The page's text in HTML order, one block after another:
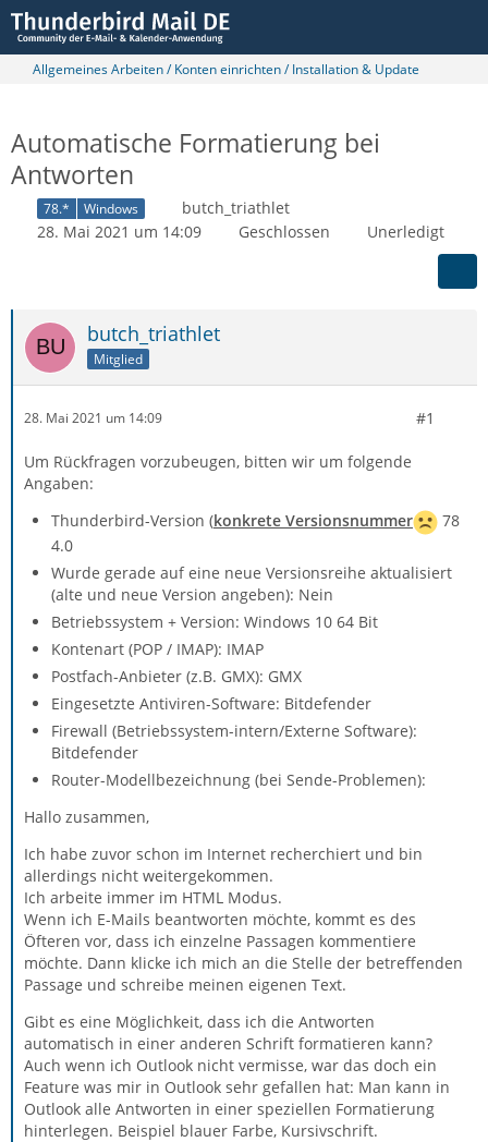
Allgemeines Arbeiten / Konten einrichten / Installation & Update
Automatische Formatierung bei
Antworten
78.* Windows
butch_triathlet
28. Mai 2021 um 14:09
Geschlossen Unerledigt
butch_triathlet
Mitglied
28. Mai 2021 um 14:09 #1
Um Rückfragen vorzubeugen, bitten wir um folgende
Angaben:
Thunderbird-Version (konkrete Versionsnummer
78
4.0
Wurde gerade auf eine neue Versionsreihe aktualisiert
(alte und neue Version angeben): Nein
Betriebssystem + Version: Windows 10 64 Bit
Kontenart (POP / IMAP): IMAP
Postfach-Anbieter (z.B. GMX): GMX
Eingesetzte Antiviren-Software: Bitdefender
Firewall (Betriebssystem-intern/Externe Software):
Bitdefender
Router-Modellbezeichnung (bei Sende-Problemen):
Hallo zusammen,
Ich habe zuvor schon im Internet recherchiert und bin
allerdings nicht weitergekommen.
Ich arbeite immer im HTML Modus.
Wenn ich E-Mails beantworten möchte, kommt es des
Öfteren vor, dass ich einzelne Passagen kommentiere
möchte. Dann klicke ich mich an die Stelle der betreffenden
Passage und schreibe meinen eigenen Text.
Gibt es eine Möglichkeit, dass ich die Antworten
automatisch in einer anderen Schrift formatieren kann?
Auch wenn ich Outlook nicht vermisse, war das doch ein
Feature was mir in Outlook sehr gefallen hat: Man kann in
Outlook alle Antworten in einer speziellen Formatierung
hinterlegen. Beispiel blauer Farbe, Kursivschrift.